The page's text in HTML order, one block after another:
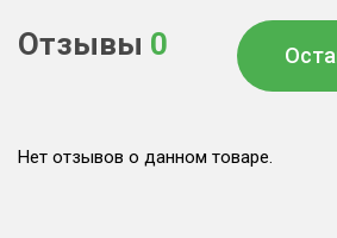
Отзывы 0
Нет отзывов о данном товаре.